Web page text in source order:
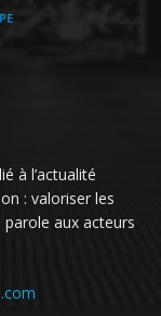
à l’actualité
: valoriser les
aux acteurs